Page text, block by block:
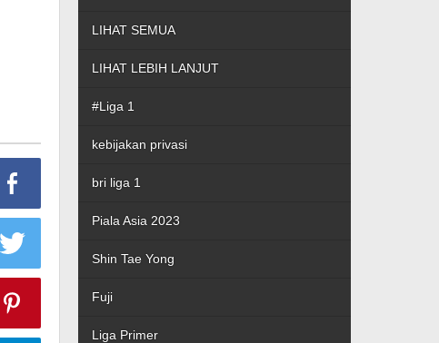
LIHAT SEMUA
LIHAT LEBIH LANJUT
#Liga 1
kebijakan privasi
bri liga 1
Piala Asia 2023
Shin Tae Yong
Fuji
Liga Primer